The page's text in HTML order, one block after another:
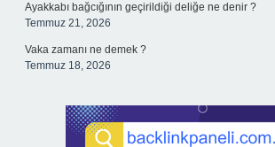
Ayakkabı bağcığının geçirildiği deliğe ne denir ?
Temmuz 21, 2026
Vaka zamanı ne demek ?
Temmuz 18, 2026